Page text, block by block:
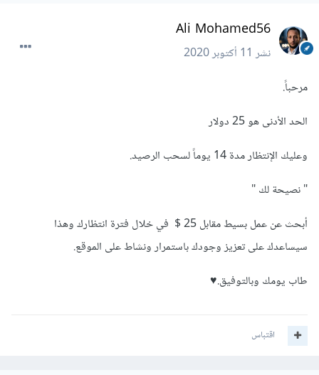
Ali Mohamed56
نشر11 أكتوبر 2020
مرحباً.
الحد الأدنى هو 25 دولار
وعليك الإنتظار مدة 14 يوماً لسحب الرصيد.
" نصيحة لك "
أبحث عن عمل بسيط مقابل 25 $ في خلال فترة انتظارك وهذا
سيساعدك على تعزيز وجودك باستمرار ونشاط على الموقع.
طاب يومك وبالتوفيق.♥️
اقتباس